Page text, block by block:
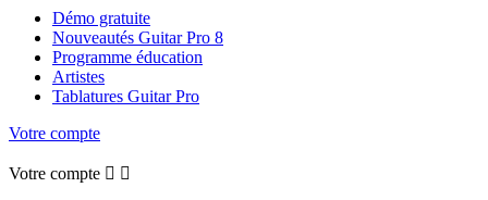
Démo gratuite
Nouveautés Guitar Pro 8
Programme éducation
Artistes
Tablatures Guitar Pro
Votre compte
Votre compte  